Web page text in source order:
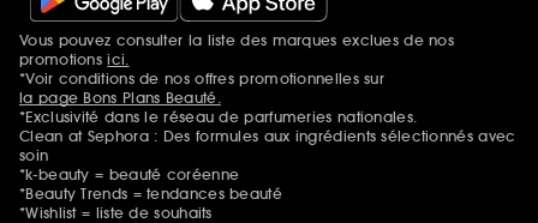
Sephora Prize
Sephora Beautiful Club
Clean at Sephora
Idées & Inspirations Beauté
Mentions additionnelles
Vous pouvez consulter la liste des marques exclues de nos
promotionsici.
*Voir conditions de nos offres promotionnelles sur
la page Bons Plans Beauté.
*Exclusivité dans le réseau de parfumeries nationales.
Clean at Sephora : Des formules aux ingrédients sélectionnés avec
soin
*k-beauty = beauté coréenne
*Beauty Trends = tendances beauté
*Wishlist = liste de souhaits